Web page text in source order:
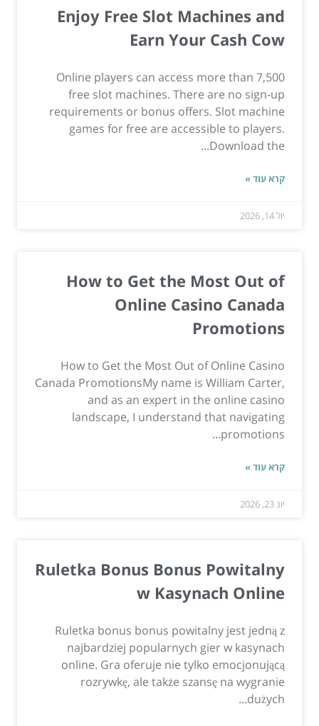
Enjoy Free Slot Machines and
Earn Your Cash Cow
Online players can access more than 7,500
free slot machines. There are no sign-up
requirements or bonus offers. Slot machine
games for free are accessible to players.
Download the...
קרא עוד »
יול 14, 2026
How to Get the Most Out of
Online Casino Canada
Promotions
How to Get the Most Out of Online Casino
Canada PromotionsMy name is William Carter,
and as an expert in the online casino
landscape, I understand that navigating
promotions...
קרא עוד »
יונ 23, 2026
Ruletka Bonus Bonus Powitalny
w Kasynach Online
Ruletka bonus bonus powitalny jest jedną z
najbardziej popularnych gier w kasynach
online. Gra oferuje nie tylko emocjonującą
rozrywkę, ale także szansę na wygranie
dużych...